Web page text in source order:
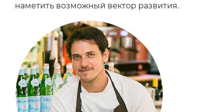
наметить возможный вектор развития.